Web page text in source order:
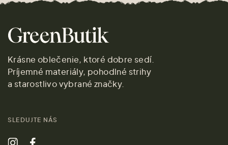
Krásne oblečenie, ktoré dobre sedí.
Príjemné materiály, pohodlné strihy
a starostlivo vybrané značky.
SLEDUJTE NÁS